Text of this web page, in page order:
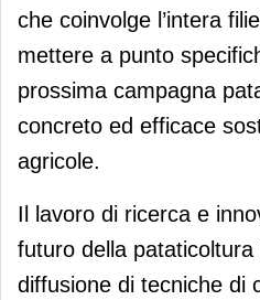
che coinvolge l’intera
mettere a punto
prossima campagna
concreto ed efficace
agricole.
Il lavoro di ricerca e
futuro della
diffusione di tecniche di